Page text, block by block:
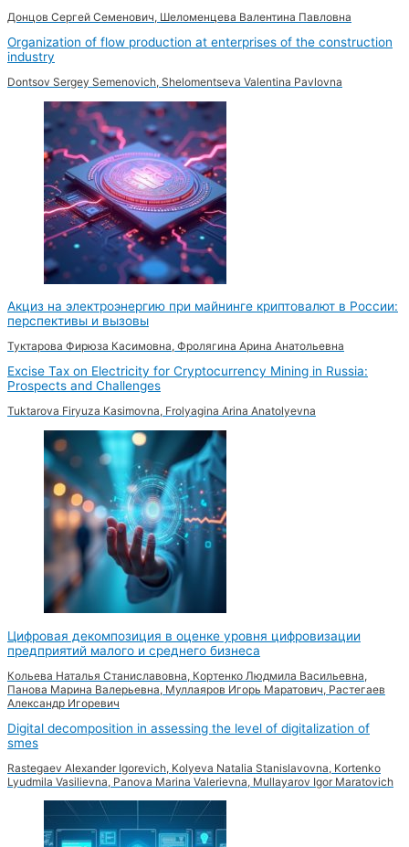
Донцов Сергей Семенович, Шеломенцева Валентина Павловна
Organization of flow production at enterprises of the construction
industry
Dontsov Sergey Semenovich, Shelomentseva Valentina Pavlovna
Акциз на электроэнергию при майнинге криптовалют в России:
перспективы и вызовы
Туктарова Фирюза Касимовна, Фролягина Арина Анатольевна
Excise Tax on Electricity for Cryptocurrency Mining in Russia:
Prospects and Challenges
Tuktarova Firyuza Kasimovna, Frolyagina Arina Anatolyevna
Цифровая декомпозиция в оценке уровня цифровизации
предприятий малого и среднего бизнеса
Кольева Наталья Станиславовна, Кортенко Людмила Васильевна,
Панова Марина Валерьевна, Муллаяров Игорь Маратович, Растегаев
Александр Игоревич
Digital decomposition in assessing the level of digitalization of
smes
Rastegaev Alexander Igorevich, Kolyeva Natalia Stanislavovna, Kortenko
Lyudmila Vasilievna, Panova Marina Valerievna, Mullayarov Igor Maratovich